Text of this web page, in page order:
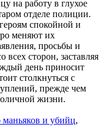
на работу в глухое
отделе полиции.
спокойной и
меняют их
просьбы и
сторон, заставляя
день приносит
столкнуться с
прежде чем
жизни.
и убийц,